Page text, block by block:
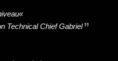
Technical Chief Gabriel